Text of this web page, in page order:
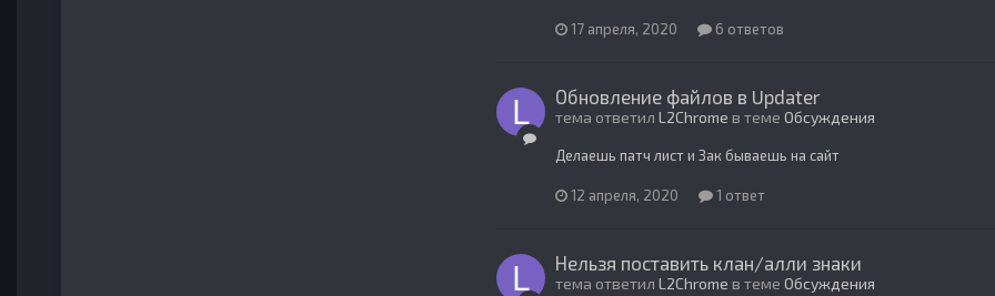
17 апреля, 2020 6 ответов
Обновление файлов в Updater
тема ответил L2Chrome в теме Обсуждения
Делаешь патч лист и Зак бываешь на сайт
12 апреля, 2020 1 ответ
Нельзя поставить клан/алли знаки
тема ответил L2Chrome в теме Обсуждения